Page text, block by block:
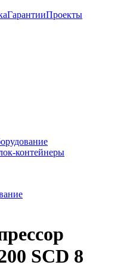
ГарантииПроекты
контейнеры
SCD 8